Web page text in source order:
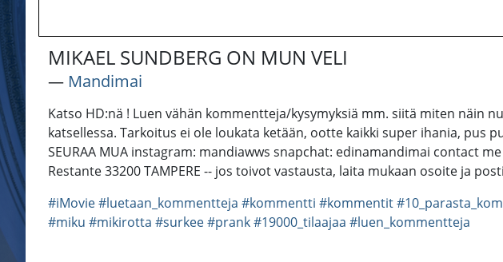
MIKAEL SUNDBERG ON MUN VELI
― Mandimai
Katso HD:nä ! Luen vähän kommentteja/kysymyksiä mm. siitä miten näin
katsellessa. Tarkoitus ei ole loukata ketään, ootte kaikki super ihania, pus
SEURAA MUA instagram: mandiawws snapchat: edinamandimai contact
Restante 33200 TAMPERE -- jos toivot vastausta, laita mukaan osoite ja
#iMovie#luetaan_kommentteja #kommentti #kommentit
#miku #mikirotta #surkee#prank#19000_tilaajaa #luen_kommentteja